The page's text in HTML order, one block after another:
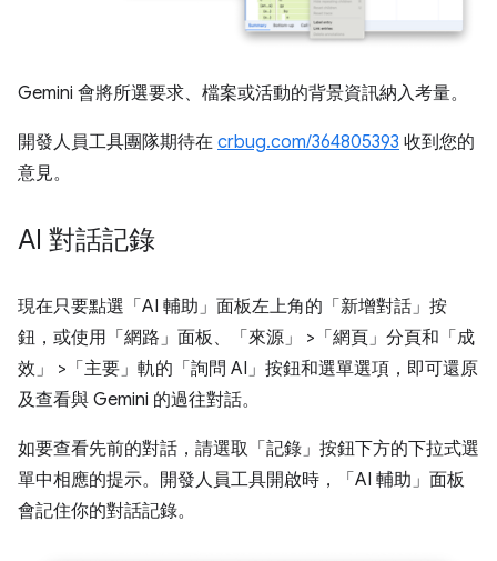
Gemini 會將所選要求、檔案或活動的背景資訊納入考量。
開發人員工具團隊期待在 crbug.com/364805393 收到您的
意見。
AI 對話記錄
現在只要點選「AI 輔助」 面板左上角的「新增對話」 按
鈕，或使用「網路」 面板、「來源」 >「網頁」 分頁和「成
效」
>「主要」 軌的「詢問 AI」 按鈕和選單選項，即可還原
及查看與 Gemini 的過往對話。
如要查看先前的對話，請選取「記錄」 按鈕下方的下拉式選
單中相應的提示。開發人員工具開啟時，「AI 輔助」 面板
會記住你的對話記錄。